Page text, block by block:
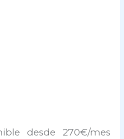
desde 270€/mes